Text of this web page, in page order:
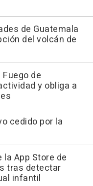
de Guatemala
del volcán de
de
y obliga a
cedido por la
App Store de
tras detectar
infantil